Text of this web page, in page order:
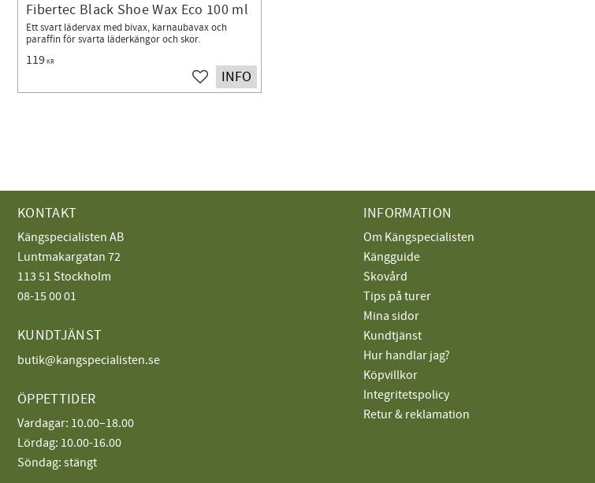
Fibertec Black Shoe Wax Eco 100 ml
Ett svart lädervax med bivax, karnaubavax och
paraffin för svarta läderkängor och skor.
119KR
Lägg till i favoriter
INFO
KONTAKT
Kängspecialisten AB
Luntmakargatan 72
113 51 Stockholm
08-15 00 01
KUNDTJÄNST
butik@kangspecialisten.se
ÖPPETTIDER
Vardagar: 10.00–18.00
Lördag: 10.00-16.00
Söndag: stängt
INFORMATION
Om Kängspecialisten
Kängguide
Skovård
Tips på turer
Mina sidor
Kundtjänst
Hur handlar jag?
Köpvillkor
Integritetspolicy
Retur & reklamation